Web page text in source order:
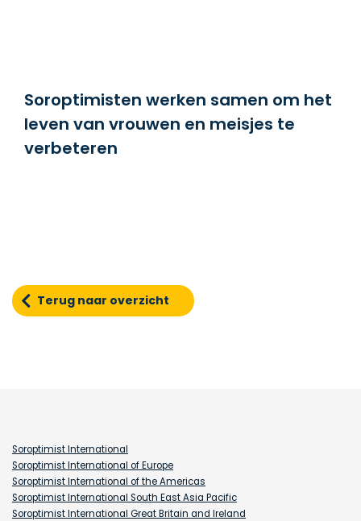
Soroptimisten werken samen om het
leven van vrouwen en meisjes te
verbeteren
Terug naar overzicht
Soroptimist International
Soroptimist International of Europe
Soroptimist International of the Americas
Soroptimist International South East Asia Pacific
Soroptimist International Great Britain and Ireland